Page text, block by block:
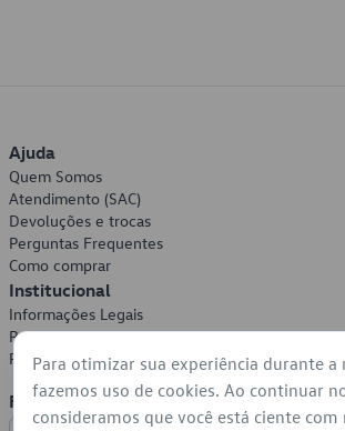
Ajuda
Quem Somos
Atendimento (SAC)
Devoluções e trocas
Perguntas Frequentes
Como comprar
Institucional
Informações Legais
Política de Privacidade
Política de Cookies
Formas de Pagamento
Para otimizar sua experiência durante a
fazemos uso de cookies. Ao continuar
consideramos que você está ciente com